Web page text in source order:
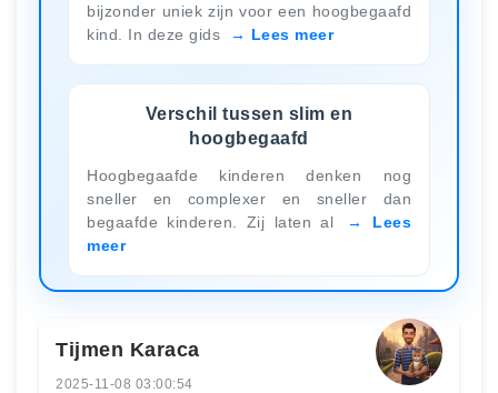
bijzonder uniek zijn voor een hoogbegaafd
kind. In deze gids
Lees meer
Verschil tussen slim en
hoogbegaafd
Hoogbegaafde kinderen denken nog
sneller en complexer en sneller dan
begaafde kinderen. Zij laten al
Lees
meer
Tijmen Karaca
2025-11-08 03:00:54